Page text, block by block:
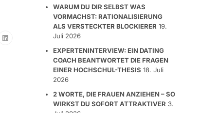
WARUM DU DIR SELBST WAS
VORMACHST: RATIONALISIERUNG
ALS VERSTECKTER BLOCKIERER 19.
Juli 2026
EXPERTENINTERVIEW: EIN DATING
COACH BEANTWORTET DIE FRAGEN
EINER HOCHSCHUL-THESIS 18. Juli
2026
2 WORTE, DIE FRAUEN ANZIEHEN – SO
WIRKST DU SOFORT ATTRAKTIVER 3.